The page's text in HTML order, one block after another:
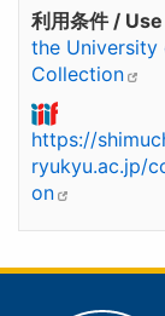
利用条件 /
the University
Collection
https://
ryukyu.ac.jp/
on